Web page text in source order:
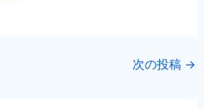
次の投稿 →